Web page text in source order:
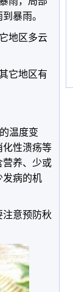
暴雨。
地区多云
它地区有
温度变
化性溃疡等
营养、少或
发病的机
注意预防秋